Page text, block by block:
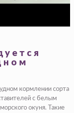
кормлении сорта
с белым
окуня. Такие